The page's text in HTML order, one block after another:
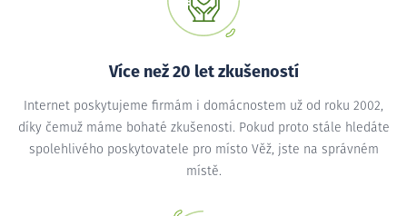
Více než 20 let zkušeností
Internet poskytujeme firmám i domácnostem už od roku 2002,
díky čemuž máme bohaté zkušenosti. Pokud proto stále hledáte
spolehlivého poskytovatele pro místo Věž, jste na správném
místě.